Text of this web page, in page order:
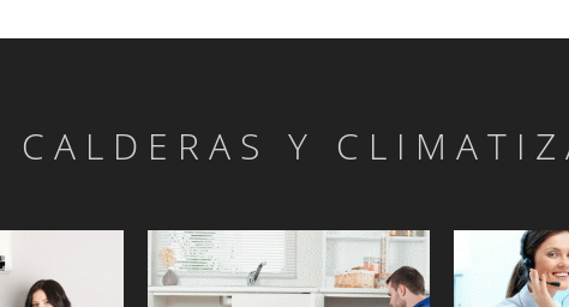
La Ciudad
Aire
eficiente
Y